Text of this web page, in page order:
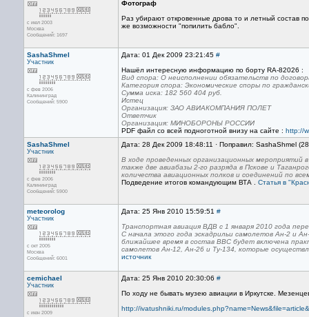
с июл 2003
Москва
Сообщений: 1697
Фотограф
Раз убирают откровенные дрова то и летный состав
же возможности "попилить бабло".
SashaShmel
Участник
с фев 2006
Калининград
Сообщений: 5900
Дата: 01 Дек 2009 23:21:45 #
Нашёл интересную информацию по борту RA-82026 :
Вид спора: О неисполнении обязательств по
Категория спора: Экономические споры по
Сумма иска: 182 560 404 руб.
Истец
Организация: ЗАО АВИАКОМПАНИЯ ПОЛЕТ
Ответчик
Организация: МИНОБОРОНЫ РОССИИ
PDF файл со всей подноготной внизу на сайте : http://
SashaShmel
Участник
с фев 2006
Калининград
Сообщений: 5900
Дата: 28 Дек 2009 18:48:11 · Поправил: SashaShmel
В ходе проведенных организационных мероприятий
также две авиабазы 2-го разряда в Пскове и
количества авиационных полков и соединений по
Подведение итогов командующим ВТА . Статья в
meteorolog
Участник
с окт 2005
Москва
Сообщений: 6001
Дата: 25 Янв 2010 15:59:51 #
Транспортная авиация ВДВ с 1 января 2010 года
С начала этого года эскадрильи самолетов Ан-2 и
ближайшее время в состав ВВС будет включена
самолетов Ан-12, Ан-26 и Ту-134, которые
источник
cemichael
Участник
с июн 2009
Дата: 25 Янв 2010 20:30:06 #
По ходу не бывать музею авиации в Иркутске.
http://ivatushniki.ru/